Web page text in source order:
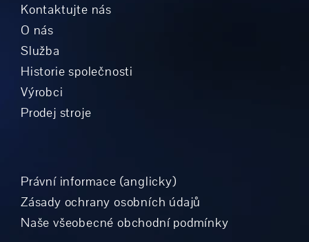
Kontaktujte nás
O nás
Služba
Historie společnosti
Výrobci
Prodej stroje
Právní informace (anglicky)
Zásady ochrany osobních údajů
Naše všeobecné obchodní podmínky